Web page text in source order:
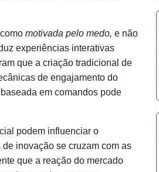
motivada pelo medo, e não
experiências interativas
que a criação tradicional de
de engajamento do
em comandos pode
podem influenciar o
inovação se cruzam com as
que a reação do mercado